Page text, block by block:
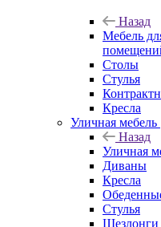
Назад
Мебель
Столы
Стулья
Кресла
Уличная мебель
Назад
Уличная
Диваны
Кресла
Стулья
Шезлонги